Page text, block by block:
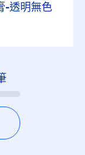
-透明無色